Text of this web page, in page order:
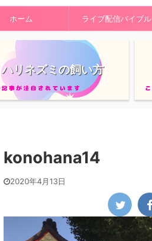
ホーム ライブ配信バイブル
ハリネズミの飼い方
konohana14
2020年4月13日